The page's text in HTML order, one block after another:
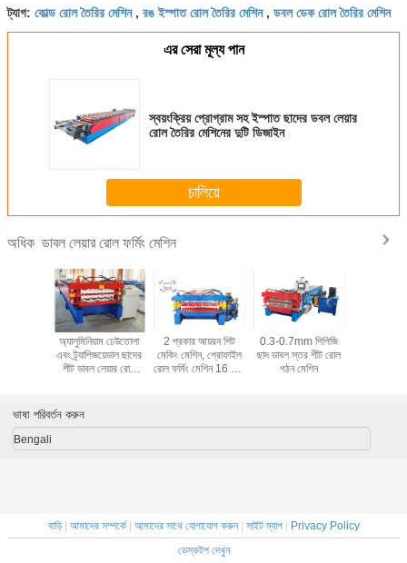
ট্যাগ: কোল্ড রোল তৈরির মেশিন, রঙ ইস্পাত রোল তৈরির মেশিন, ডবল ডেক রোল তৈরির মেশিন
এর সেরা মূল্য পান
স্বয়ংক্রিয় প্রোগ্রাম সহ ইস্পাত ছাদের ডবল লেয়ার
রোল তৈরির মেশিনের দুটি ডিজাইন
চালিয়ে
অধিক ডাবল লেয়ার রোল ফর্মিং মেশিন
অ্যালুমিনিয়াম ঢেউতোলা
এবং ট্র্যাপিজয়েডাল ছাদের
শীট ডাবল লেয়ার রোল
2 প্রকার আয়রন শিট
মেকিং মেশিন, প্রোফাইল
রোল ফর্মিং মেশিন 16 সারি
0.3-0.7mm পিপিজি
ছাদ ডাবল স্তর শীট রোল
গঠন মেশিন
ভাষা পরিবর্তন করুন
Bengali
বাড়ি| আমাদের সম্পর্কে| আমাদের সাথে যোগাযোগ করুন| সাইট ম্যাপ|
Privacy Policy
ডেস্কটপ দেখুন